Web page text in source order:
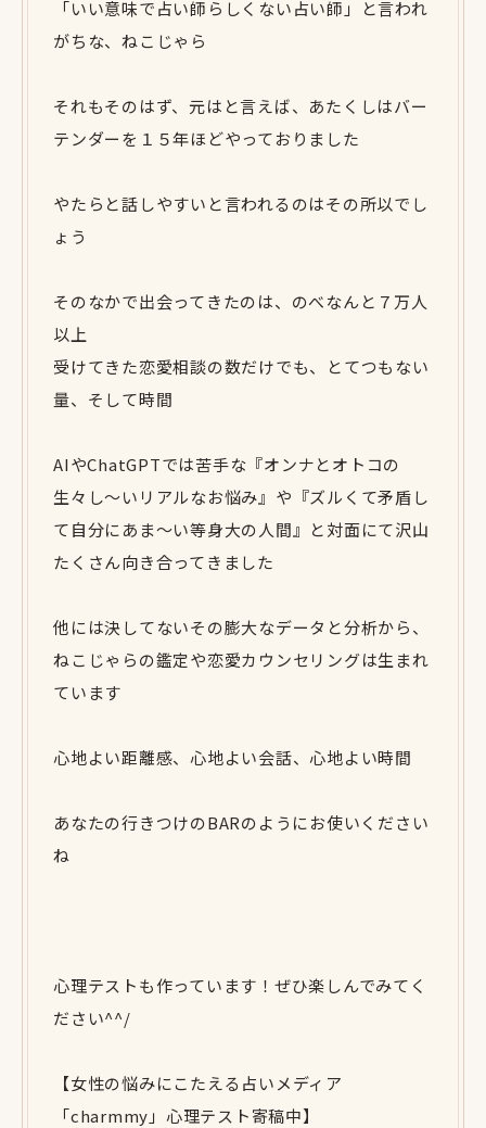
「いい意味で占い師らしくない占い師」と言われ
がちな、ねこじゃら
それもそのはず、元はと言えば、あたくしはバー
テンダーを１５年ほどやっておりました
やたらと話しやすいと言われるのはその所以でし
ょう
そのなかで出会ってきたのは、のべなんと７万人
以上
受けてきた恋愛相談の数だけでも、とてつもない
量、そして時間
AIやChatGPTでは苦手な『オンナとオトコの
生々し〜いリアルなお悩み』や『ズルくて矛盾し
て自分にあま〜い等身大の人間』と対面にて沢山
たくさん向き合ってきました
他には決してないその膨大なデータと分析から、
ねこじゃらの鑑定や恋愛カウンセリングは生まれ
ています
心地よい距離感、心地よい会話、心地よい時間
あなたの行きつけのBARのようにお使いください
ね
心理テストも作っています！ぜひ楽しんでみてく
ださい^^/
【女性の悩みにこたえる占いメディア
「charmmy」心理テスト寄稿中】